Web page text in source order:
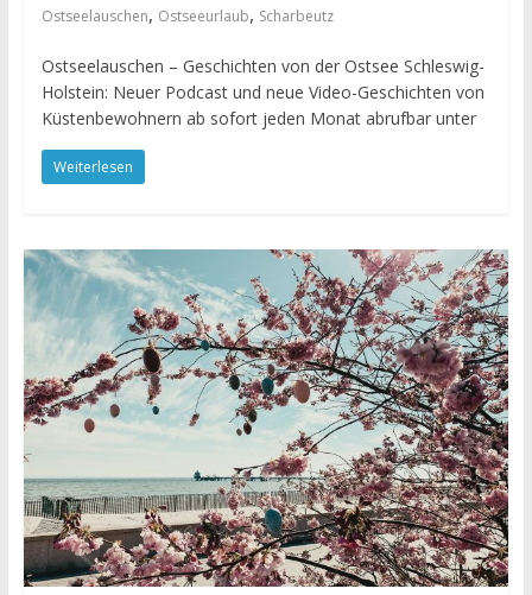
Ostseelauschen, Ostseeurlaub, Scharbeutz
Ostseelauschen – Geschichten von der Ostsee Schleswig-
Holstein: Neuer Podcast und neue Video-Geschichten von
Küstenbewohnern ab sofort jeden Monat abrufbar unter
Weiterlesen